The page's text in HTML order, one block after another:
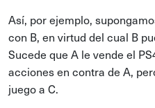
Así, por ejemplo,
con B, en virtud del cual B
Sucede que A le vende el
acciones en contra de A,
juego a C.